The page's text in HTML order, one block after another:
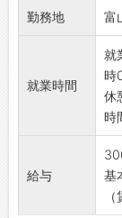
勤務地 富
就業時間
就
時
休
時
給与
基